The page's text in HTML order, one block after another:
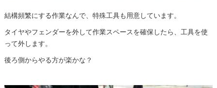
結構頻繁にする作業なんで、特殊工具も用意しています。
タイヤやフェンダーを外して作業スペースを確保したら、工具を使
って外します。
後ろ側からやる方が楽かな？